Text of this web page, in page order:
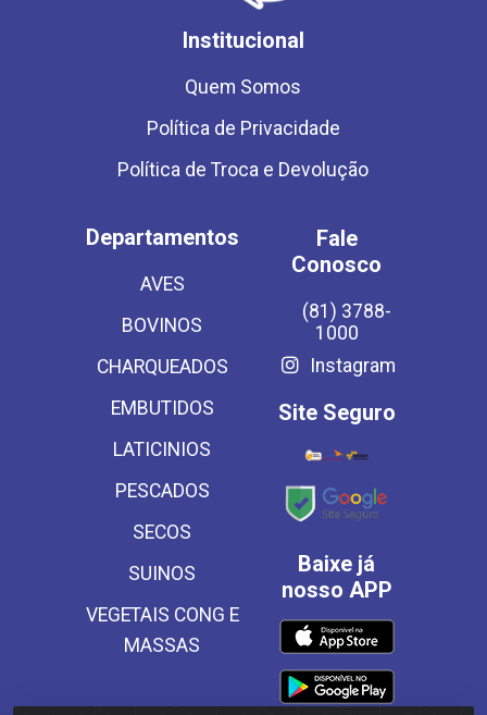
Institucional
Quem Somos
Política de Privacidade
Política de Troca e Devolução
Departamentos
AVES
BOVINOS
CHARQUEADOS
EMBUTIDOS
LATICINIOS
PESCADOS
SECOS
SUINOS
VEGETAIS CONG E
MASSAS
Fale
Conosco
(81) 3788-
1000
Instagram
Site Seguro
Baixe já
nosso APP